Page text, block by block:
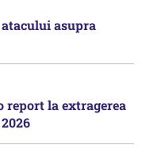
asupra
report la extragerea